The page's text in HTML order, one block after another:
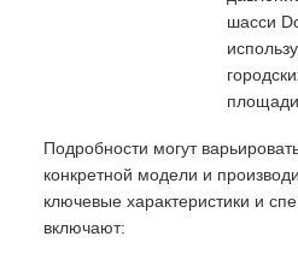
шасси
Подробности могут
конкретной модели и
ключевые характеристики и
включают: